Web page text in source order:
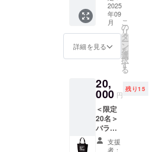
シャツ
を提供
しま
す。 ・
サイズ
展開：
記Tシャ
ツとエ
ンド
ロール
に加え
ピー
ターさ
んサイ
2025
年09
月
詳細を見る
こ
の
リ
タ
ー
ン
を
選
択
す
る
20,
000 円
残り15
＜限定
20名＞
バラカ
ンさん
も出席
支援
者：